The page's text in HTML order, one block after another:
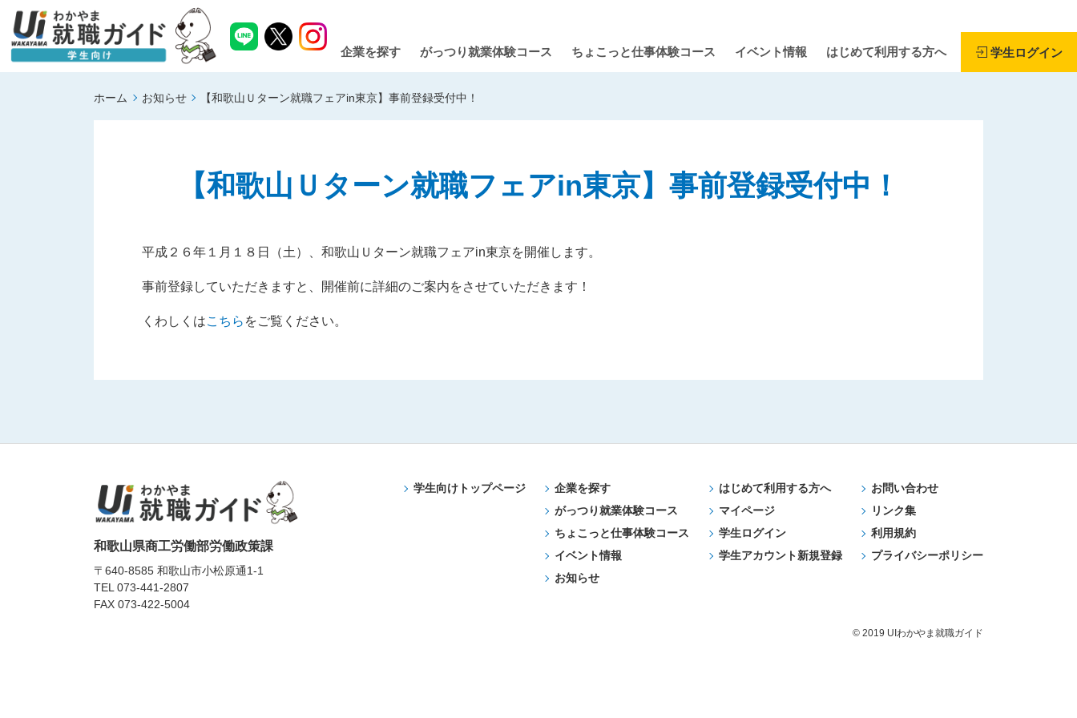
企業を探す がっつり就業体験コース ちょこっと仕事体験コース イベント情報 はじめて利用する方へ 学生ログイン
ホーム お知らせ 【和歌山Ｕターン就職フェアin東京】事前登録受付中！
【和歌山Ｕターン就職フェアin東京】事前登録受付中！
平成２６年１月１８日（土）、和歌山Ｕターン就職フェアin東京を開催します。
事前登録していただきますと、開催前に詳細のご案内をさせていただきます！
くわしくはこちら をご覧ください。
和歌山県商工労働部労働政策課
〒640-8585 和歌山市小松原通1-1
TEL 073-441-2807
FAX 073-422-5004
学生向けトップページ
企業を探す
がっつり就業体験コース
ちょこっと仕事体験コース
イベント情報
お知らせ
はじめて利用する方へ
マイページ
学生ログイン
学生アカウント新規登録
お問い合わせ
リンク集
利用規約
プライバシーポリシー
© 2019 UIわかやま就職ガイド